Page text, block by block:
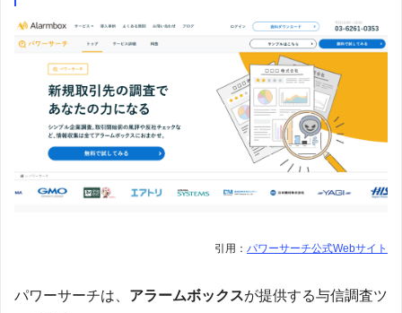
引用： パワーサーチ公式Webサイト
パワーサーチは、 アラームボックスが提供する与信調査ツ